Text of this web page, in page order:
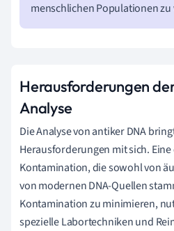
menschlichen Populationen zu
Herausforderungen
Analyse
Die Analyse von antiker DNA
Herausforderungen mit sich.
Kontamination, die sowohl von
von modernen DNA-Quellen
Kontamination zu minimieren,
spezielle Labortechniken und